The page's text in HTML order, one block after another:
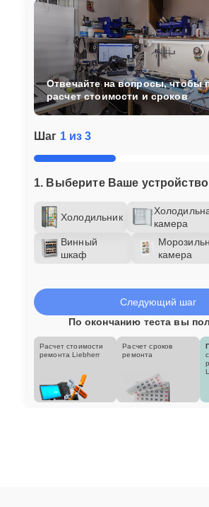
Шаг 1 из 3
1. Выберите Ваше устройство
Холодильник
камера
Винный
шкаф
камера
Отвечайте на вопросы, чтобы
расчет стоимости и сроков
Следующий шаг
По окончанию теста вы
Расчет стоимости
ремонта Liebherr
Расчет сроков
ремонта